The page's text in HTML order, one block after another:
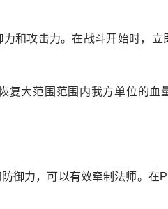
和攻击力。在战斗开始时，立
复大范围范围内我方单位的血
御力，可以有效牵制法师。在